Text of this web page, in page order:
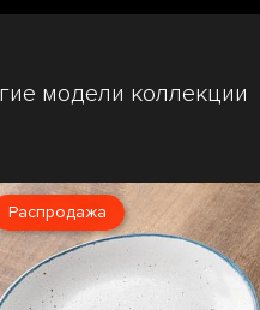
модели коллекции
Распродажа